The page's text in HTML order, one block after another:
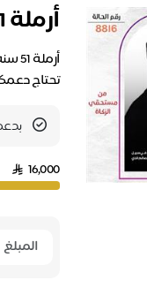
أرملة 51 سنه تعول 5 ايتام
تحتاج
16,000